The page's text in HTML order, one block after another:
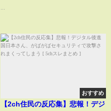
おすすめ
【2ch住民の反応集】悲報！デジ